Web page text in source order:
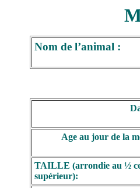
Nom de l’animal :
Age au jour de la
TAILLE (arrondie au ½
supérieur):